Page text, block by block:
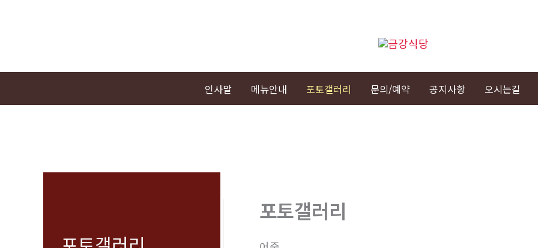
건
인사말 메뉴안내 포토갤러리 문의/예약 공지사항 오시는길
포토갤러리